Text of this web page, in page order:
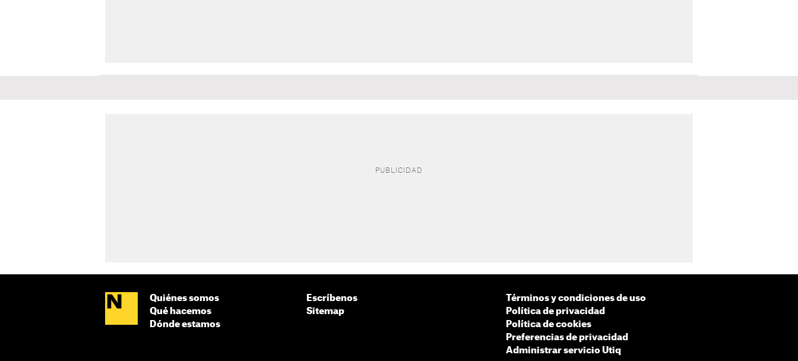
Quiénes somos
Qué hacemos
Dónde estamos
Escríbenos
Sitemap
Términos y condiciones de uso
Política de privacidad
Política de cookies
Preferencias de privacidad
Administrar servicio Utiq